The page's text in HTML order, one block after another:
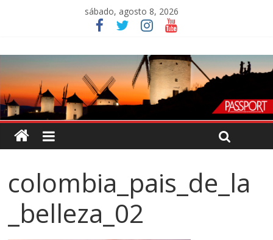
sábado, agosto 8, 2026
colombia_pais_de_la
_belleza_02